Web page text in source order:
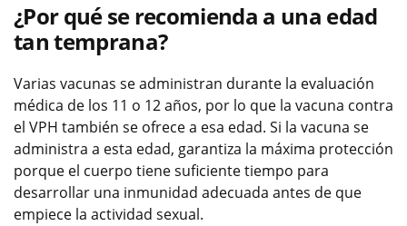
¿Por qué se recomienda a una edad
tan temprana?
Varias vacunas se administran durante la evaluación
médica de los 11 o 12 años, por lo que la vacuna contra
el VPH también se ofrece a esa edad. Si la vacuna se
administra a esta edad, garantiza la máxima protección
porque el cuerpo tiene suficiente tiempo para
desarrollar una inmunidad adecuada antes de que
empiece la actividad sexual.